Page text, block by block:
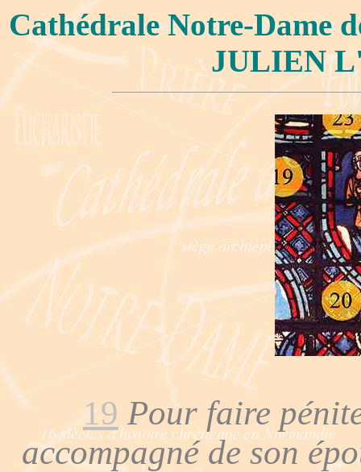
Cathédrale Notre-Dame
JULIEN
19 Pour faire
accompagné de son